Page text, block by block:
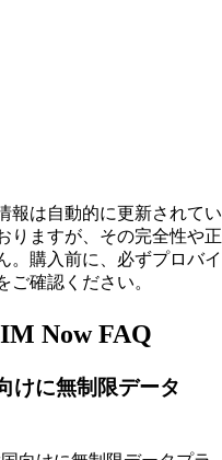
報は自動的に更新されてい
りますが、その完全性や正
。購入前に、必ずプロバイ
ご確認ください。
Now FAQ
けに無制限データ